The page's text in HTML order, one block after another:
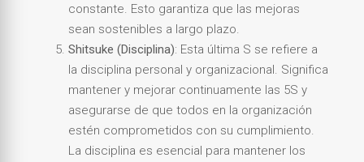
constante. Esto garantiza que las mejoras
sean sostenibles a largo plazo.
Shitsuke (Disciplina): Esta última S se refiere a
la disciplina personal y organizacional. Significa
mantener y mejorar continuamente las 5S y
asegurarse de que todos en la organización
estén comprometidos con su cumplimiento.
La disciplina es esencial para mantener los